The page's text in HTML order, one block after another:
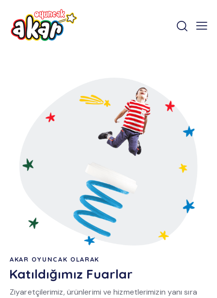
AKAR OYUNCAK OLARAK
Katıldığımız Fuarlar
Ziyaretçilerimiz, ürünlerimi ve hizmetlerimizin yanı sıra